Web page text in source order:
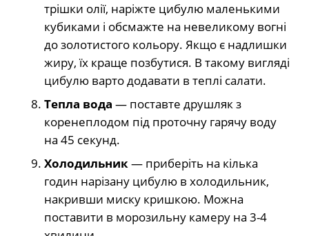
трішки олії, наріжте цибулю маленькими
кубиками і обсмажте на невеликому вогні
до золотистого кольору. Якщо є надлишки
жиру, їх краще позбутися. В такому вигляді
цибулю варто додавати в теплі салати.
Тепла вода — поставте друшляк з
коренеплодом під проточну гарячу воду
на 45 секунд.
Холодильник— приберіть на кілька
годин нарізану цибулю в холодильник,
накривши миску кришкою. Можна
поставити в морозильну камеру на 3-4